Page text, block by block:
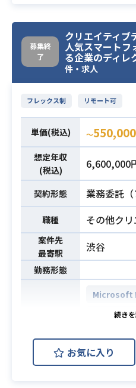
業務内容
景イラス
様からの
作をお任
す。
【詳細】
下記の条件
ザイナー
・アニメ制
としての
必須スキル
・アニメ
トの制作会
験が3年以
・基礎的な
レクショ
募集終
了
クリエイティブ
人気スマートフ
る企業のディレ
件・求人
フレックス制 リモート可
単価(税込) 〜550,000
想定年収
(税込)
6,600,000
契約形態 業務委託（
職種 その他ク
案件先
最寄駅
渋谷
勤務形態
開発環境
Microsoft
Adobe
Adobe
Microsoft
お気に入り